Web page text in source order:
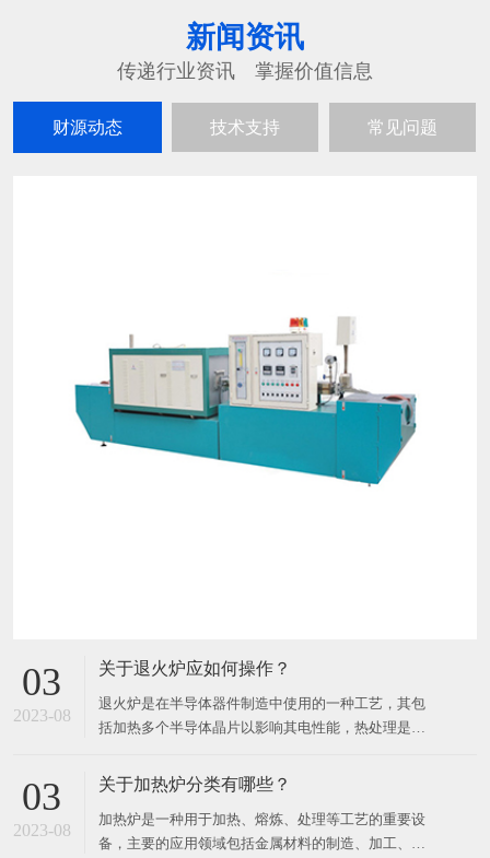
新闻资讯
传递行业资讯 掌握价值信息
财源动态 技术支持 常见问题
03
2023-08
关于退火炉应如何操作？
退火炉是在半导体器件制造中使用的一种工艺，其包
括加热多个半导体晶片以影响其电性能，热处理是针
剂，将薄膜转换成薄膜或将薄膜转换成晶片衬底界
复注入的损伤，移动掺杂剂或将掺杂剂从一个薄膜转
移到另一个薄膜或从薄膜进入晶
03
2023-08
关于加热炉分类有哪些？
加热炉是一种用于加热、熔炼、处理等工艺的重要设
备，主要的应用领域包括金属材料的制造、加工、热